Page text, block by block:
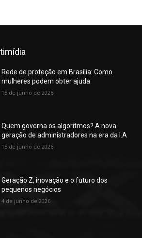
Rede de proteção em Brasília: Como
mulheres podem obter ajuda
15 de junho de 2026
Quem governa os algoritmos? A nova
geração de administradores na era da I.A
15 de junho de 2026
Geração Z, inovação e o futuro dos
pequenos negócios
4 de junho de 2026